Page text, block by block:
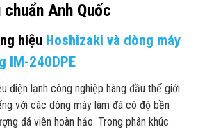
Anh Quốc
hiệu Hoshizaki và dòng máy
IM-240DPE
điện lạnh công nghiệp hàng đầu thế giới
với các dòng máy làm đá có độ bền
đá viên hoàn hảo. Trong phân khúc